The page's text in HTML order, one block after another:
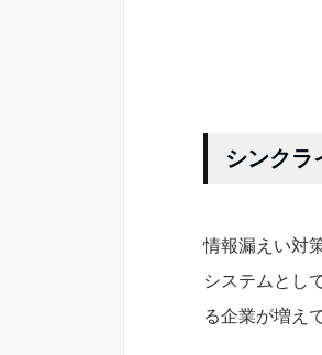
シンクラ
情報漏えい対
システムとし
る企業が増え